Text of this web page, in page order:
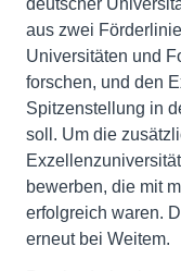
deutscher
aus zwei
Universitäten und
forschen, und den
Spitzenstellung in
soll. Um die
bewerben, die mit
erfolgreich waren.
erneut bei Weitem.